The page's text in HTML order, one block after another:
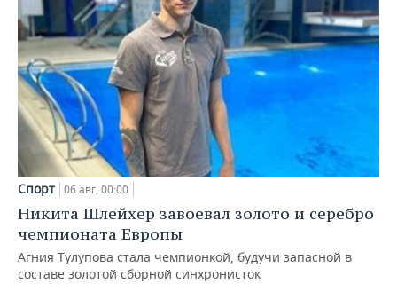
Спорт 06 авг, 00:00
Никита Шлейхер завоевал золото и серебро
чемпионата Европы
Агния Тулупова стала чемпионкой, будучи запасной в
составе золотой сборной синхронисток